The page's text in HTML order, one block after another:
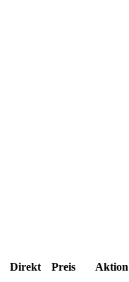
Direkt Preis Aktion